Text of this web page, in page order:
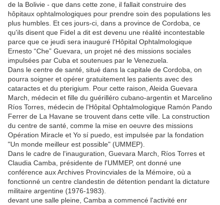
de la Bolivie - que dans cette zone, il fallait construire des
hôpitaux ophtalmologiques pour prendre soin des populations les
plus humbles. Et ces jours-ci, dans a province de Cordoba, ce
qu'ils disent que Fidel a dit est devenu une réalité incontestable
parce que ce jeudi sera inauguré l'Hôpital Ophtalmologique
Ernesto “Che” Guevara, un projet né des missions sociales
impulsées par Cuba et soutenues par le Venezuela.
Dans le centre de santé, situé dans la capitale de Cordoba, on
pourra soigner et opérer gratuitement les patients avec des
cataractes et du pterigium. Pour cette raison, Aleida Guevara
March, médecin et fille du guérilléro cubano-argentin et Marcelino
Ríos Torres, médecin de l'Hôpital Ophtalmologique Ramón Pando
Ferrer de La Havane se trouvent dans cette ville. La construction
du centre de santé, comme la mise en oeuvre des missions
Opération Miracle et Yo sí puedo, est impulsée par la fondation
"Un monde meilleur est possible" (UMMEP).
Dans le cadre de l'inauguration, Guevara March, Ríos Torres et
Claudia Camba, présidente de l'UMMEP, ont donné une
conférence aux Archives Provincviales de la Mémoire, où a
fonctionné un centre clandestin de détention pendant la dictature
militaire argentine (1976-1983).
devant une salle pleine, Camba a commencé l'activité enr